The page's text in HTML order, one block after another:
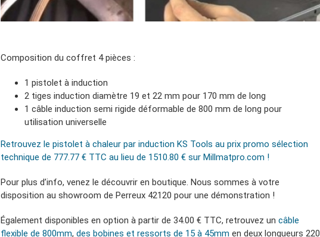
Composition du coffret 4 pièces :
1 pistolet à induction
2 tiges induction diamètre 19 et 22 mm pour 170 mm de long
1 câble induction semi rigide déformable de 800 mm de long pour
utilisation universelle
Retrouvez le pistolet à chaleur par induction KS Tools au prix promo sélection
technique de 777.77 € TTC au lieu de 1510.80 € sur Millmatpro.com !
Pour plus d’info, venez le découvrir en boutique. Nous sommes à votre
disposition au showroom de Perreux 42120 pour une démonstration !
Également disponibles en option à partir de 34.00 € TTC, retrouvez un câble
flexible de 800mm, des bobines et ressorts de 15 à 45mm en deux longueurs 220